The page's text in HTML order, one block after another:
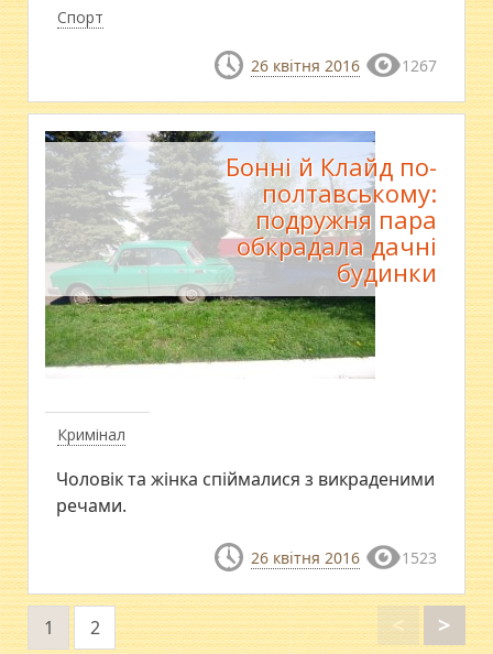
Спорт
26 квітня 2016 1267
Кримінал
Бонні й Клайд по-
полтавському:
подружня пара
обкрадала дачні
будинки
Чоловік та жінка спіймалися з викраденими
речами.
26 квітня 2016 1523
<
1 2 >